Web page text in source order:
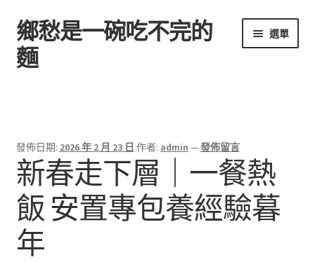
跳
至
導
跳
至
主
鄉愁是一碗吃不完的
麵
選單
發佈日期: 2026 年 2 月 23 日 作者: admin —發佈留言
新春走下層｜一餐熱
飯 安置專包養經驗暮
年